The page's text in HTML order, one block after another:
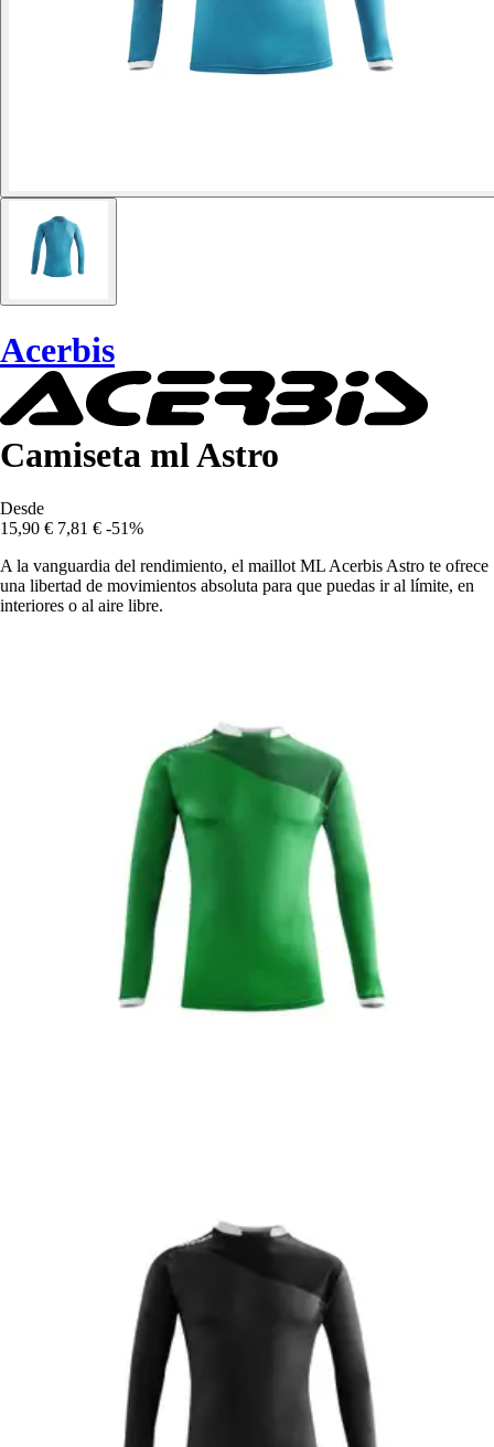
Acerbis
Camiseta ml Astro
Desde
15,90 € 7,81 € -51%
A la vanguardia del rendimiento, el maillot ML Acerbis Astro te ofrece
una libertad de movimientos absoluta para que puedas ir al límite, en
interiores o al aire libre.